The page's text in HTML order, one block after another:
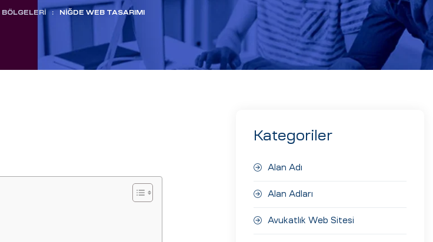
: NIĞDE WEB TASARIMI
Kategoriler
Alan Adı
Alan Adları
Avukatlık Web Sitesi